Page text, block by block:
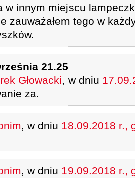
w innym miejscu
zauważałem tego w
21.25
Głowacki, w dniu
za.
, w dniu 18.09.2018 r.,
, w dniu 19.09.2018 r.,